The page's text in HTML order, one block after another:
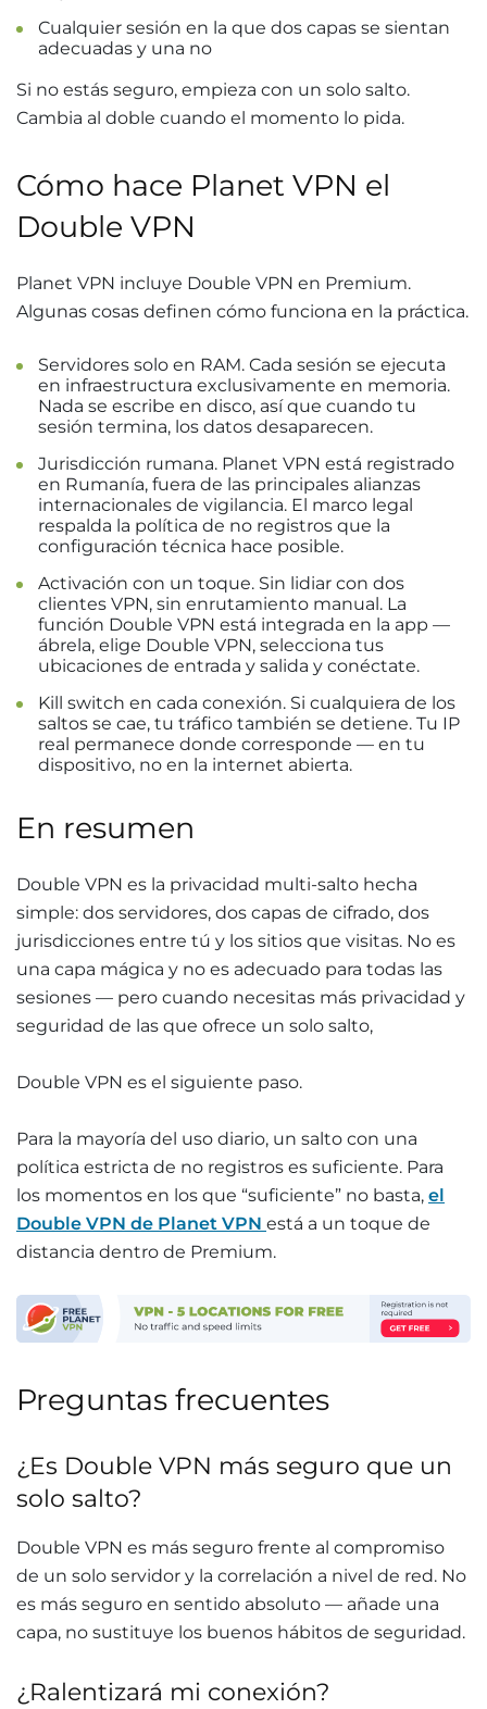
Cualquier sesión en la que dos capas se sientan
adecuadas y una no
Si no estás seguro, empieza con un solo salto.
Cambia al doble cuando el momento lo pida.
Cómo hace Planet VPN el
Double VPN
Planet VPN incluye Double VPN en Premium.
Algunas cosas definen cómo funciona en la práctica.
Servidores solo en RAM. Cada sesión se ejecuta
en infraestructura exclusivamente en memoria.
Nada se escribe en disco, así que cuando tu
sesión termina, los datos desaparecen.
Jurisdicción rumana. Planet VPN está registrado
en Rumanía, fuera de las principales alianzas
internacionales de vigilancia. El marco legal
respalda la política de no registros que la
configuración técnica hace posible.
Activación con un toque. Sin lidiar con dos
clientes VPN, sin enrutamiento manual. La
función Double VPN está integrada en la app —
ábrela, elige Double VPN, selecciona tus
ubicaciones de entrada y salida y conéctate.
Kill switch en cada conexión. Si cualquiera de los
saltos se cae, tu tráfico también se detiene. Tu IP
real permanece donde corresponde — en tu
dispositivo, no en la internet abierta.
En resumen
Double VPN es la privacidad multi-salto hecha
simple: dos servidores, dos capas de cifrado, dos
jurisdicciones entre tú y los sitios que visitas. No es
una capa mágica y no es adecuado para todas las
sesiones — pero cuando necesitas más privacidad y
seguridad de las que ofrece un solo salto,
Double VPN es el siguiente paso.
Para la mayoría del uso diario, un salto con una
política estricta de no registros es suficiente. Para
los momentos en los que “suficiente” no basta, el
Double VPN de Planet VPN está a un toque de
distancia dentro de Premium.
Preguntas frecuentes
¿Es Double VPN más seguro que un
solo salto?
Double VPN es más seguro frente al compromiso
de un solo servidor y la correlación a nivel de red. No
es más seguro en sentido absoluto — añade una
capa, no sustituye los buenos hábitos de seguridad.
¿Ralentizará mi conexión?